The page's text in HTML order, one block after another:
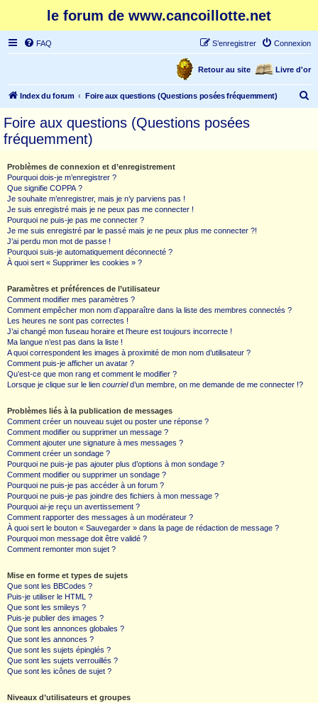
le forum de www.cancoillotte.net
FAQ Connexion
S’enregistrer
Livre d'or
Retour au site
Index du forum Foire aux questions (Questions posées fréquemment)
Foire aux questions (Questions posées
fréquemment)
Problèmes de connexion et d’enregistrement
Pourquoi dois-je m’enregistrer ?
Que signifie COPPA ?
Je souhaite m’enregistrer, mais je n’y parviens pas !
Je suis enregistré mais je ne peux pas me connecter !
Pourquoi ne puis-je pas me connecter ?
Je me suis enregistré par le passé mais je ne peux plus me connecter ?!
J’ai perdu mon mot de passe !
Pourquoi suis-je automatiquement déconnecté ?
À quoi sert « Supprimer les cookies » ?
Paramètres et préférences de l’utilisateur
Comment modifier mes paramètres ?
Comment empêcher mon nom d’apparaître dans la liste des membres connectés ?
Les heures ne sont pas correctes !
J’ai changé mon fuseau horaire et l’heure est toujours incorrecte !
Ma langue n’est pas dans la liste !
A quoi correspondent les images à proximité de mon nom d’utilisateur ?
Comment puis-je afficher un avatar ?
Qu’est-ce que mon rang et comment le modifier ?
Lorsque je clique sur le lien courrield’un membre, on me demande de me connecter !?
Problèmes liés à la publication de messages
Comment créer un nouveau sujet ou poster une réponse ?
Comment modifier ou supprimer un message ?
Comment ajouter une signature à mes messages ?
Comment créer un sondage ?
Pourquoi ne puis-je pas ajouter plus d’options à mon sondage ?
Comment modifier ou supprimer un sondage ?
Pourquoi ne puis-je pas accéder à un forum ?
Pourquoi ne puis-je pas joindre des fichiers à mon message ?
Pourquoi ai-je reçu un avertissement ?
Comment rapporter des messages à un modérateur ?
À quoi sert le bouton « Sauvegarder » dans la page de rédaction de message ?
Pourquoi mon message doit être validé ?
Comment remonter mon sujet ?
Mise en forme et types de sujets
Que sont les BBCodes ?
Puis-je utiliser le HTML ?
Que sont les smileys ?
Puis-je publier des images ?
Que sont les annonces globales ?
Que sont les annonces ?
Que sont les sujets épinglés ?
Que sont les sujets verrouillés ?
Que sont les icônes de sujet ?
Niveaux d’utilisateurs et groupes